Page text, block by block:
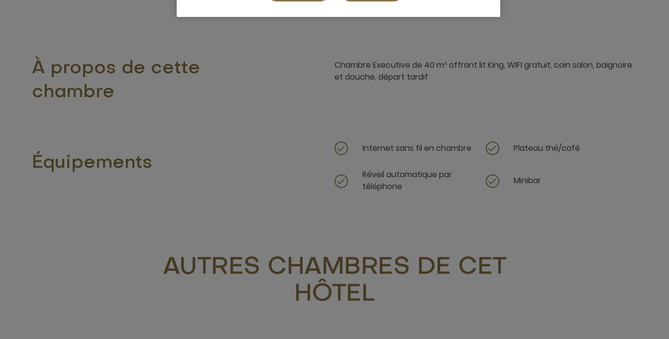
À propos de cette
chambre
Chambre Executive de 40 m² offrant lit King, WIFI gratuit, coin salon, baignoire
et douche, départ tardif
Équipements
Internet sans fil en chambre Plateau thé/café
Réveil automatique par
téléphone
Minibar
AUTRES CHAMBRES DE CET
HÔTEL